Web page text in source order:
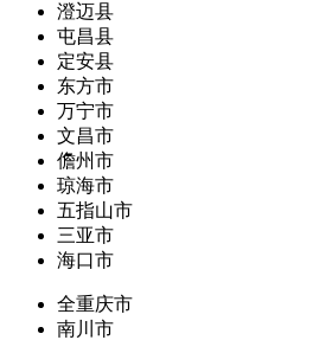
澄迈县
屯昌县
定安县
东方市
万宁市
文昌市
儋州市
琼海市
五指山市
三亚市
海口市
全重庆市
南川市